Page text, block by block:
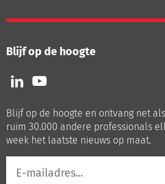
Blijf op de hoogte
Volg
ons
LinkedIn
Volg
ons
Youtube
Blijf op de hoogte en ontvang net als
ruim 30.000 andere professionals
week het laatste nieuws op maat.
mailadres